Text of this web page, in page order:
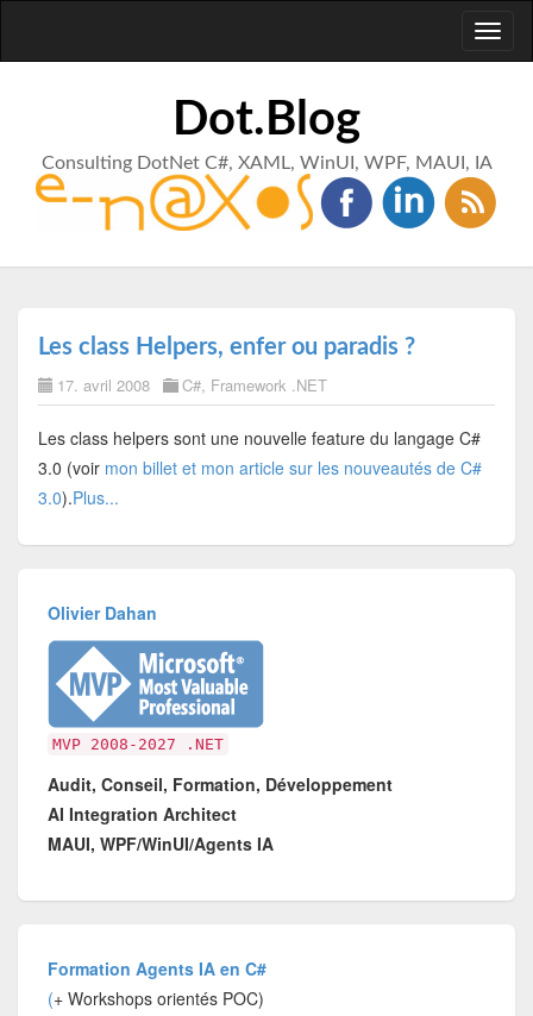
Dot.Blog
Consulting DotNet C#, XAML, WinUI, WPF, MAUI, IA
Les class Helpers, enfer ou paradis ?
17. avril 2008 C#, Framework .NET
Les class helpers sont une nouvelle feature du langage C#
3.0 (voir mon billet et mon article sur les nouveautés de C#
3.0).Plus...
Olivier Dahan
MVP 2008-2027 .NET
Audit, Conseil, Formation, Développement
AI Integration Architect
MAUI, WPF/WinUI/Agents IA
Formation Agents IA en C#
(+ Workshops orientés POC)